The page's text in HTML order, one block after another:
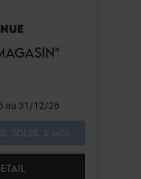
au 31/12/26